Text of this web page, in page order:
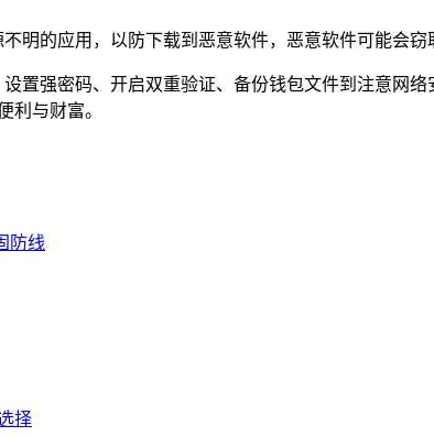
明的应用，以防下载到恶意软件，恶意软件可能会窃
置强密码、开启双重验证、备份钱包文件到注意网
利与财富。
防线
择